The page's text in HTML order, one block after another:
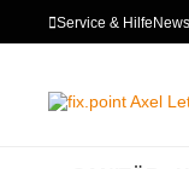
Service & Hilfe